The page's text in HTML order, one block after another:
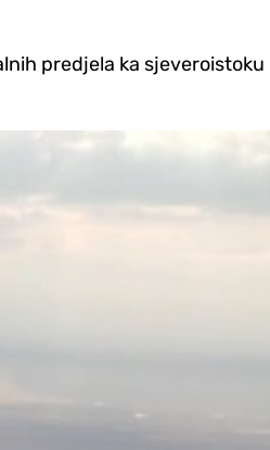
predjela ka sjeveroistoku